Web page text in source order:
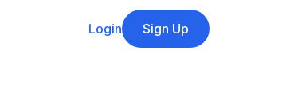
Login Sign Up